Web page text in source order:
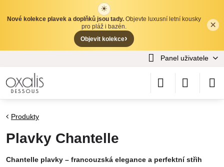
✕
×
☀
Nové kolekce plavek a doplňků jsou tady. Objevte luxusní letní kousky
pro pláž i bazén.
Objevit kolekce›
Panel uživatele
Produkty
Plavky Chantelle
Chantelle plavky – francouzská elegance a perfektní střih